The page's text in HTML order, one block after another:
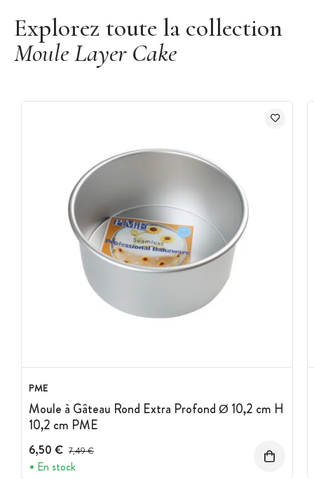
Explorez toute la collection
Moule Layer Cake
PME
Moule à Gâteau Rond Extra Profond Ø 10,2 cm H
10,2 cm PME
6,50 € Prix avant réduction :
7,49 €
En stock